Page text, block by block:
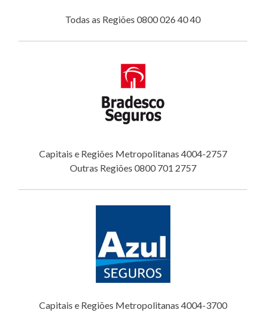
Todas as Regiões 0800 026 40 40
Capitais e Regiões Metropolitanas 4004-2757
Outras Regiões 0800 701 2757
Capitais e Regiões Metropolitanas 4004-3700